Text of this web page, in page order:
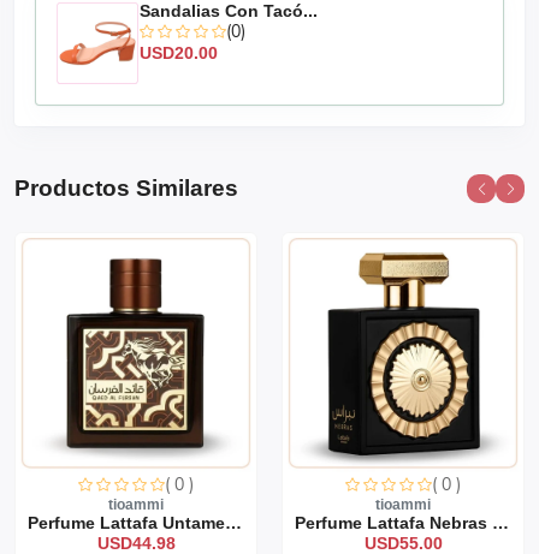
Sandalias Con Tacó...
(0)
USD20.00
Productos Similares
( 0 )
tioammi
Perfume Lattafa Untamed 1...
USD44.98
( 0 )
tioammi
Perfume Lattafa Nebras 10...
USD55.00